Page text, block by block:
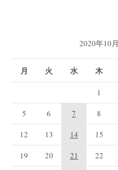
2020年10月
月 火 水 木
1
5
6 7 8
12
13 14 15
19
20 21 22